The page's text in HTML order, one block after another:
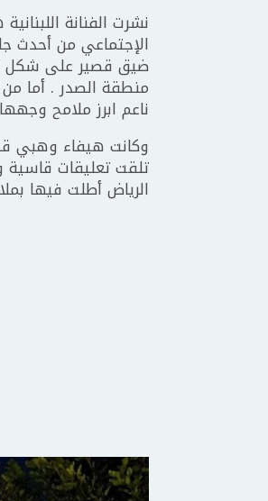
نشرت الفنانة
الإجتماعي من أحدث
ضيق قصير على شكل
منطقة الصدر . أما
ناعم ابرز ملامح
وكانت هيفاء وهبي
تلقت تعليقات
الرياض أطلت فيها